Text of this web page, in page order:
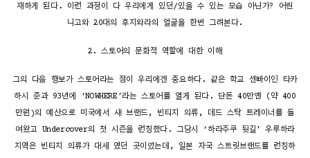
재하게 된다. 이런 과정이 다 우리에게 있던/있을 수 있는 모습 아닌가? 어린
니고와 20대의 후지와라의 얼굴을 한번 그려본다.
2. 스토어의 문화적 역할에 대한 이해
그의 다음 행보가 스토어라는 점이 우리에겐 중요하다. 같은 학교 센빠이인 타카
하시 준과 93년에 ‘NOWHERE’라는 스토어를 열게 된다. 단돈 40만옌 (약 400
만원)의 예산으로 미국에서 새 브랜드, 빈티지 의류, 데드 스탁 트레이너를 들
여왔고 Undercover의 첫 시즌을 런칭했다. 그당시 ‘하라주쿠 뒷길’ 우루하라
지역은 빈티지 의류가 대세 였던 곳이었는데, 일본 자국 스트릿브랜드를 런칭하